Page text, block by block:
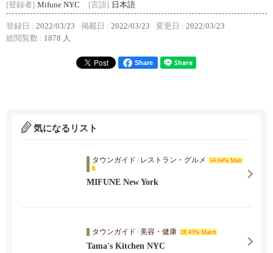
[登録者] Mifune NYC [言語] 日本語
登録日 : 2022/03/23 掲載日 : 2022/03/23 変更日 : 2022/03/23
総閲覧数 : 1878 人
Share
気になるリスト
タウンガイド / レストラン・グルメ
54.04% Matc
h
MIFUNE New York
タウンガイド /美容・健康 28.43% Match
Tama's Kitchen NYC